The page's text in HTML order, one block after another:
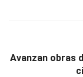
Avanzan obras